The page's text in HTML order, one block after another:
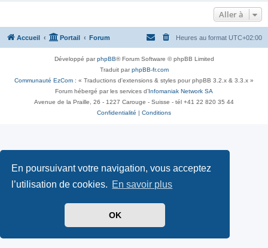
En poursuivant votre navigation, vous acceptez
l’utilisation de cookies. En savoir plus
OK
Aller à
Accueil Portail Forum Heures au format UTC+02:00
Développé parphpBB® Forum Software © phpBB Limited
Traduit parphpBB-fr.com
Communauté EzCom : « Traductions d'extensions & styles pour phpBB 3.2.x & 3.3.x »
Forum hébergé par les services d’ Infomaniak Network SA
Avenue de la Praille, 26 - 1227 Carouge - Suisse - tél +41 22 820 35 44
Confidentialité
Conditions